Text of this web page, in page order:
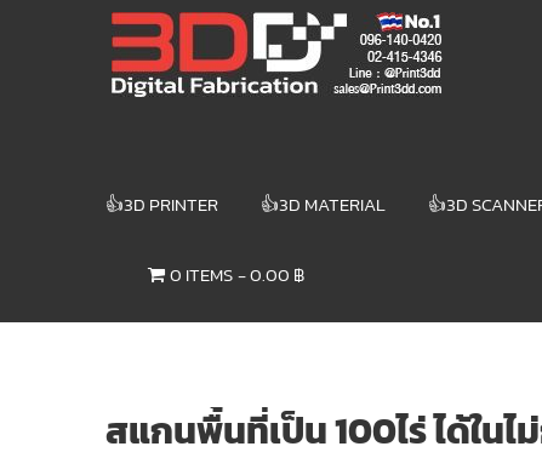
3DD DIGITAL
FABRICATION
3D Printer |
👍3D PRINTER 👍3D MATERIAL 👍3D
0 ITEMS 0.00 ฿
สแกนพื้นที่เป็น 100ไร่ ได้ใน